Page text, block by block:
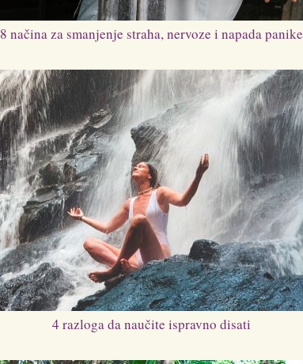
8 načina za smanjenje straha, nervoze i napada panike
4 razloga da naučite ispravno disati